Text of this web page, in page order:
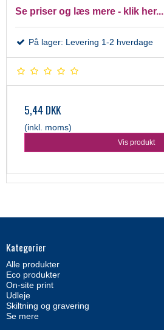
Se priser og læs mere - klik her...
På lager: Levering 1-2 hverdage
5,44 DKK
(inkl. moms)
Vis produkt
Kategorier
Alle produkter
Eco produkter
On-site print
Udleje
Skiltning og gravering
Se mere